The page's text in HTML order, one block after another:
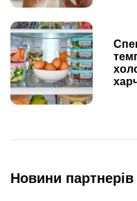
Новини партнерів